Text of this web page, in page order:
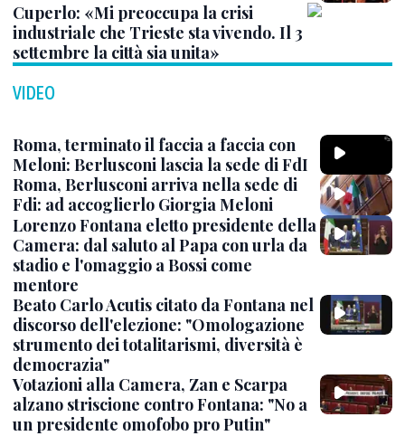
Cuperlo: «Mi preoccupa la crisi
industriale che Trieste sta vivendo. Il 3
settembre la città sia unita»
VIDEO
Roma, terminato il faccia a faccia con
Meloni: Berlusconi lascia la sede di FdI
Roma, Berlusconi arriva nella sede di
Fdi: ad accoglierlo Giorgia Meloni
Lorenzo Fontana eletto presidente della
Camera: dal saluto al Papa con urla da
stadio e l'omaggio a Bossi come
mentore
Beato Carlo Acutis citato da Fontana nel
discorso dell'elezione: "Omologazione
strumento dei totalitarismi, diversità è
democrazia"
Votazioni alla Camera, Zan e Scarpa
alzano striscione contro Fontana: "No a
un presidente omofobo pro Putin"